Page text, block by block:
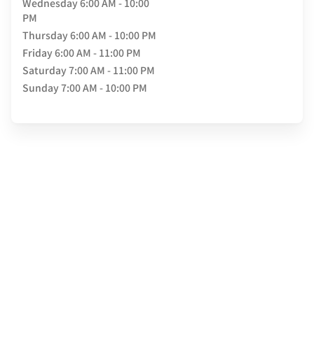
Wednesday6:00 AM - 10:00
PM
Thursday6:00 AM - 10:00 PM
Friday6:00 AM - 11:00 PM
Saturday7:00 AM - 11:00 PM
Sunday7:00 AM - 10:00 PM